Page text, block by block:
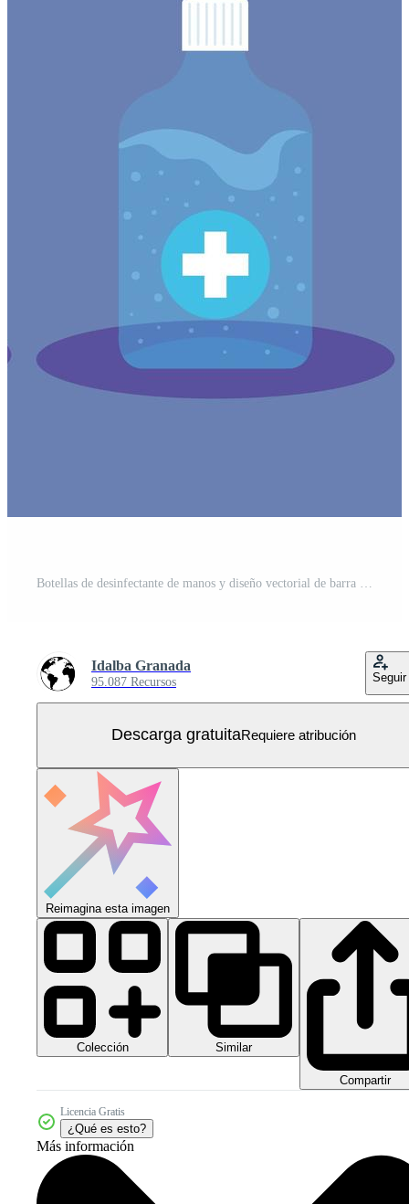
Idalba Granada
95.087 Recursos Seguir
Descarga gratuitaRequiere atribución
Reimagina esta imagen
Colección Similar
Compartir
Licencia Gratis
¿Qué es esto?
Más información